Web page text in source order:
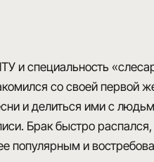
и специальность
со своей первой
и делиться ими с
Брак быстро распался,
популярным и